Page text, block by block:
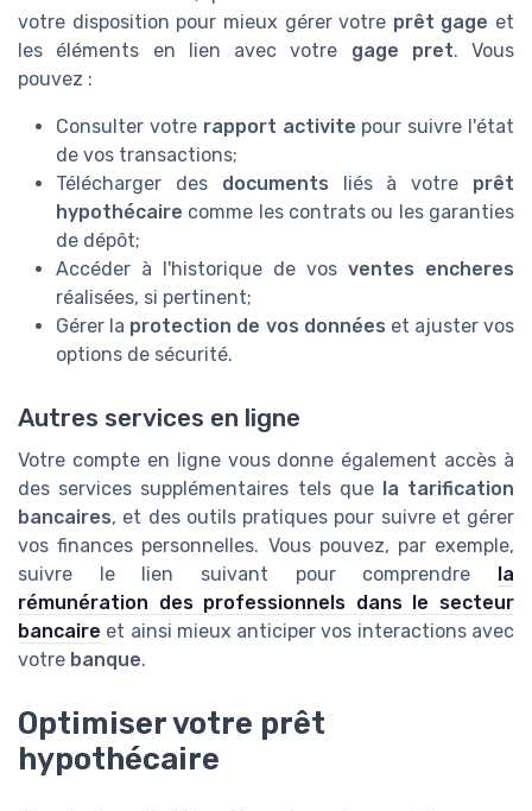
votre disposition pour mieux gérer votre prêt gage et
les éléments en lien avec votre gage pret. Vous
pouvez :
Consulter votre rapport activite pour suivre l'état
de vos transactions;
Télécharger des documents liés à votre prêt
hypothécaire comme les contrats ou les garanties
de dépôt;
Accéder à l'historique de vos ventes encheres
réalisées, si pertinent;
Gérer la protection de vos données et ajuster vos
options de sécurité.
Autres services en ligne
Votre compte en ligne vous donne également accès à
des services supplémentaires tels que la tarification
bancaires, et des outils pratiques pour suivre et gérer
vos finances personnelles. Vous pouvez, par exemple,
suivre le lien suivant pour comprendre la
rémunération des professionnels dans le secteur
bancaire et ainsi mieux anticiper vos interactions avec
votre banque.
Optimiser votre prêt
hypothécaire